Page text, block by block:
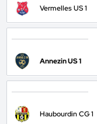
Vermelles US 1
Annezin US 1
Haubourdin CG 1